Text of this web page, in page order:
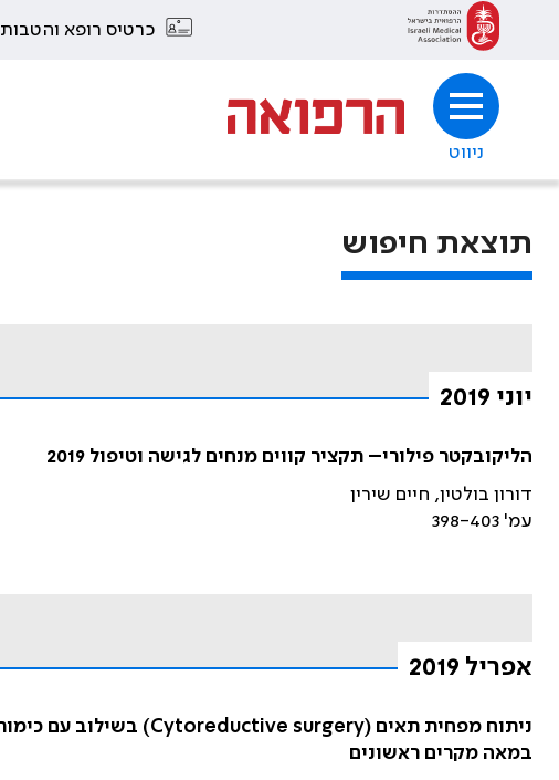
כרטיס רופא והטבות
ניווט
תוצאת חיפוש
יוני 2019
הליקובקטר פילורי– תקציר קווים מנחים לגישה וטיפול 2019
דורון בולטין, חיים שירין
עמ' 398-403
אפריל 2019
במאה מקרים ראשונים